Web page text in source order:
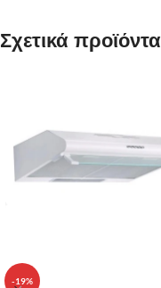
Σχετικά προϊόντα
-19%